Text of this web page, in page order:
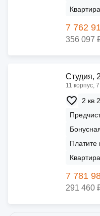
7 762
356 097
Cтудия,
11 корпус,
2 кв
Платите
7 781
291 460